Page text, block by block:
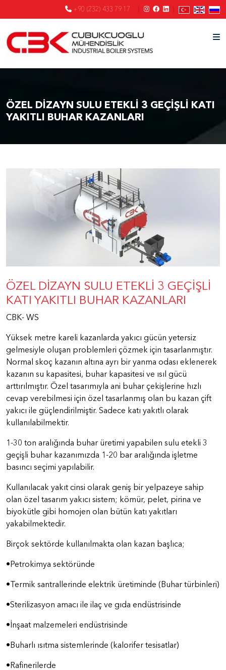
+90 (232) 433 79 17
ÖZEL DİZAYN SULU ETEKLİ 3 GEÇİŞLİ KATI
YAKITLI BUHAR KAZANLARI
ÖZEL DİZAYN SULU ETEKLİ 3 GEÇİŞLİ
KATI YAKITLI BUHAR KAZANLARI
CBK- WS
Yüksek metre kareli kazanlarda yakıcı gücün yetersiz
gelmesiyle oluşan problemleri çözmek için tasarlanmıştır.
Normal skoç kazanın altına ayrı bir yanma odası eklenerek
kazanın su kapasitesi, buhar kapasitesi ve ısıl gücü
arttırılmıştır. Özel tasarımıyla ani buhar çekişlerine hızlı
cevap verebilmesi için özel tasarlanmış olan bu kazan çift
yakıcı ile güçlendirilmiştir. Sadece katı yakıtlı olarak
kullanılabilmektir.
1-30 ton aralığında buhar üretimi yapabilen sulu etekli 3
geçişli buhar kazanımızda 1-20 bar aralığında işletme
basıncı seçimi yapılabilir.
Kullanılacak yakıt cinsi olarak geniş bir yelpazeye sahip
olan özel tasarım yakıcı sistem; kömür, pelet, pirina ve
biyokütle gibi homojen olan bütün katı yakıtları
yakabilmektedir.
Birçok sektörde kullanılmakta olan kazan başlıca;
•Petrokimya sektöründe
•Termik santrallerinde elektrik üretiminde (Buhar türbinleri)
•Sterilizasyon amacı ile ilaç ve gıda endüstrisinde
•İnşaat malzemeleri endüstrisinde
•Buharlı ısıtma sistemlerinde (kalorifer tesisatlar)
•Rafinerilerde